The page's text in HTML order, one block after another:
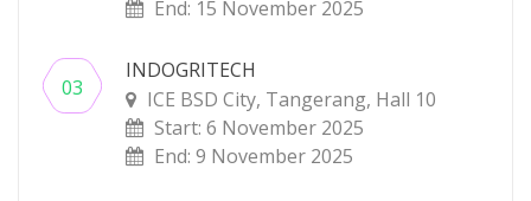
End: 15 November 2025
INDOGRITECH
ICE BSD City, Tangerang, Hall 10
Start: 6 November 2025
End: 9 November 2025